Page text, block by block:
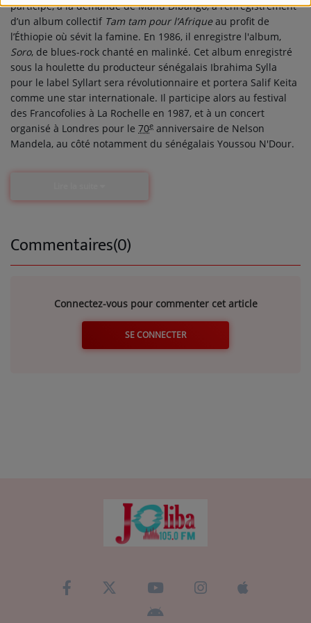
participe, à la demande de Manu Dibango, à l’enregistrement
d’un album collectif Tam tam pour l’Afriqueau profit de
l’Éthiopie où sévit la famine. En 1986, il enregistre l'album,
Soro, de blues-rock chanté en malinké. Cet album enregistré
sous la houlette du producteur sénégalais Ibrahima Sylla
pour le label Syllart sera révolutionnaire et portera Salif Keita
comme une star internationale. Il participe alors au festival
des Francofolies à La Rochelle en 1987, et à un concert
organisé à Londres pour le 70e anniversaire de Nelson
Mandela, au côté notamment du sénégalais Youssou N'Dour.
Commentaires(0)
Connectez-vous pour commenter cet article
SE CONNECTER